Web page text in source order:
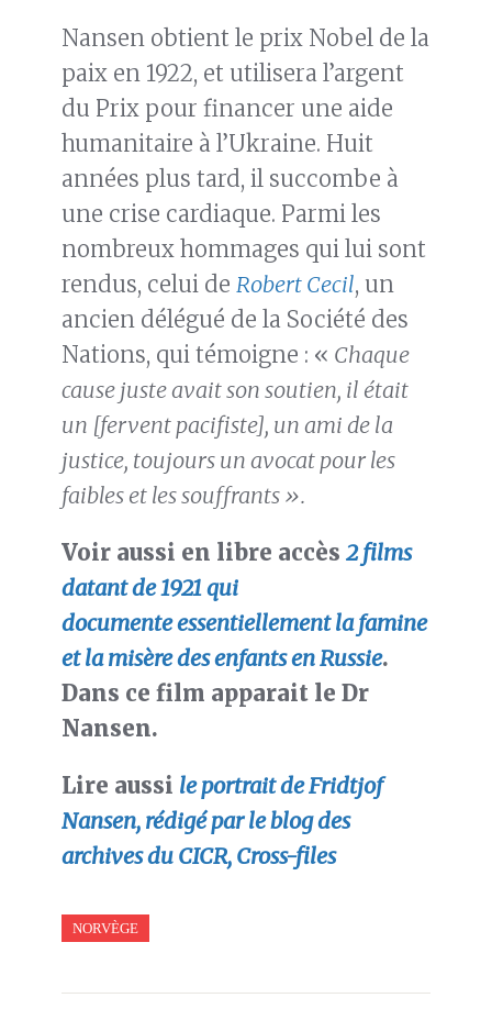
Nansen obtient le prix Nobel de la
paix en 1922, et utilisera l’argent
du Prix pour financer une aide
humanitaire à l’Ukraine. Huit
années plus tard, il succombe à
une crise cardiaque. Parmi les
nombreux hommages qui lui sont
rendus, celui de Robert Cecil, un
ancien délégué de la Société des
Nations, qui témoigne : « Chaque
cause juste avait son soutien, il était
un [fervent pacifiste], un ami de la
justice, toujours un avocat pour les
faibles et les souffrants ».
Voir aussi en libre accès 2 films
datant de 1921 qui
documente essentiellement la famine
et la misère des enfants en Russie.
Dans ce film apparait le Dr
Nansen.
Lire aussi le portrait de Fridtjof
Nansen, rédigé par le blog des
archives du CICR, Cross-files
NORVÈGE